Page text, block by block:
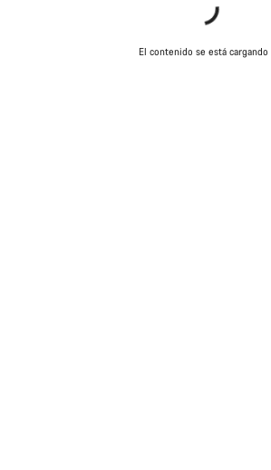
El contenido se está cargando